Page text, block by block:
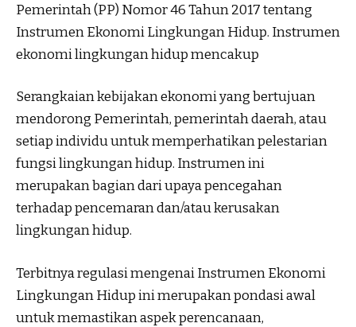
Pemerintah (PP) Nomor 46 Tahun 2017 tentang
Instrumen Ekonomi Lingkungan Hidup. Instrumen
ekonomi lingkungan hidup mencakup
Serangkaian kebijakan ekonomi yang bertujuan
mendorong Pemerintah, pemerintah daerah, atau
setiap individu untuk memperhatikan pelestarian
fungsi lingkungan hidup. Instrumen ini
merupakan bagian dari upaya pencegahan
terhadap pencemaran dan/atau kerusakan
lingkungan hidup.
Terbitnya regulasi mengenai Instrumen Ekonomi
Lingkungan Hidup ini merupakan pondasi awal
untuk memastikan aspek perencanaan,